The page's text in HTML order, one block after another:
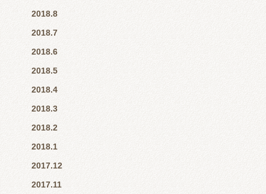
2018.8
2018.7
2018.6
2018.5
2018.4
2018.3
2018.2
2018.1
2017.12
2017.11